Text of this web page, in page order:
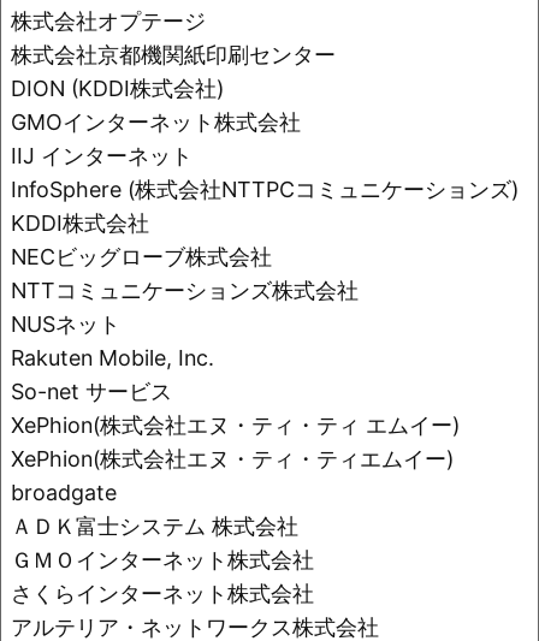
b
o
o
k
株式会社オプテージ
株式会社京都機関紙印刷センター
DION (KDDI株式会社)
GMOインターネット株式会社
IIJ インターネット
InfoSphere (株式会社NTTPCコミュニケーションズ)
KDDI株式会社
NECビッグローブ株式会社
NTTコミュニケーションズ株式会社
NUSネット
Rakuten Mobile, Inc.
So-net サービス
XePhion(株式会社エヌ・ティ・ティ エムイー)
XePhion(株式会社エヌ・ティ・ティエムイー)
broadgate
ＡＤＫ富士システム 株式会社
ＧＭＯインターネット株式会社
さくらインターネット株式会社
アルテリア・ネットワークス株式会社